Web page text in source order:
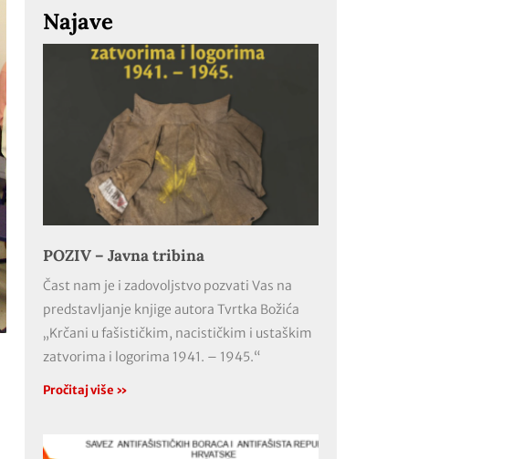
Najave
POZIV – Javna tribina
Čast nam je i zadovoljstvo pozvati Vas na
predstavljanje knjige autora Tvrtka Božića
„Krčani u fašističkim, nacističkim i ustaškim
zatvorima i logorima 1941. – 1945.“
Pročitaj više »